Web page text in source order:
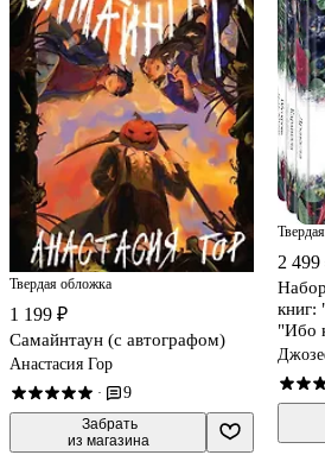
Твердая обложка
1 199 ₽
Самайнтаун (с автографом)
Анастасия Гор
· 9
Забрать
из магазина
2 499
книг:
"Ибо